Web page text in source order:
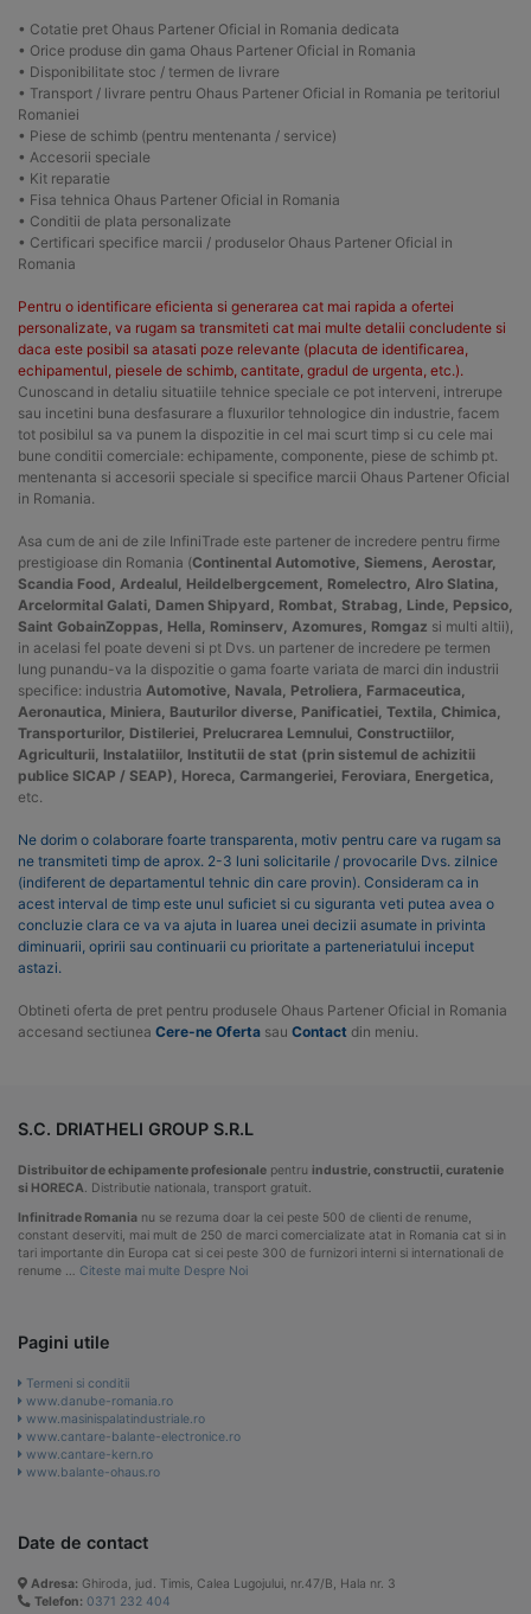
• Cotatie pret Ohaus Partener Oficial in Romania dedicata
• Orice produse din gama Ohaus Partener Oficial in Romania
• Disponibilitate stoc / termen de livrare
• Transport / livrare pentru Ohaus Partener Oficial in Romania pe teritoriul
Romaniei
• Piese de schimb (pentru mentenanta / service)
• Accesorii speciale
• Kit reparatie
• Fisa tehnica Ohaus Partener Oficial in Romania
• Conditii de plata personalizate
• Certificari specifice marcii / produselor Ohaus Partener Oficial in
Romania
Pentru o identificare eficienta si generarea cat mai rapida a ofertei
personalizate, va rugam sa transmiteti cat mai multe detalii concludente si
daca este posibil sa atasati poze relevante (placuta de identificarea,
echipamentul, piesele de schimb, cantitate, gradul de urgenta, etc.).
Cunoscand in detaliu situatiile tehnice speciale ce pot interveni, intrerupe
sau incetini buna desfasurare a fluxurilor tehnologice din industrie, facem
tot posibilul sa va punem la dispozitie in cel mai scurt timp si cu cele mai
bune conditii comerciale: echipamente, componente, piese de schimb pt.
mentenanta si accesorii speciale si specifice marcii Ohaus Partener Oficial
in Romania.
Asa cum de ani de zile InfiniTrade este partener de incredere pentru firme
prestigioase din Romania (Continental Automotive, Siemens, Aerostar,
Scandia Food, Ardealul, Heildelbergcement, Romelectro, Alro Slatina,
Arcelormital Galati, Damen Shipyard, Rombat, Strabag, Linde, Pepsico,
Saint GobainZoppas, Hella, Rominserv, Azomures, Romgaz si multi altii),
in acelasi fel poate deveni si pt Dvs. un partener de incredere pe termen
lung punandu-va la dispozitie o gama foarte variata de marci din industrii
specifice: industria Automotive, Navala, Petroliera, Farmaceutica,
Aeronautica, Miniera, Bauturilor diverse, Panificatiei, Textila, Chimica,
Transporturilor, Distileriei, Prelucrarea Lemnului, Constructiilor,
Agriculturii, Instalatiilor, Institutii de stat (prin sistemul de achizitii
publice SICAP / SEAP), Horeca, Carmangeriei, Feroviara, Energetica,
etc.
Ne dorim o colaborare foarte transparenta, motiv pentru care va rugam sa
ne transmiteti timp de aprox. 2-3 luni solicitarile / provocarile Dvs. zilnice
(indiferent de departamentul tehnic din care provin). Consideram ca in
acest interval de timp este unul suficiet si cu siguranta veti putea avea o
concluzie clara ce va va ajuta in luarea unei decizii asumate in privinta
diminuarii, opririi sau continuarii cu prioritate a parteneriatului inceput
astazi.
Obtineti oferta de pret pentru produsele Ohaus Partener Oficial in Romania
accesand sectiunea Cere-ne Oferta sau Contact din meniu.
S.C. DRIATHELI GROUP S.R.L
Distribuitor de echipamente profesionale pentru industrie, constructii, curatenie
si HORECA. Distributie nationala, transport gratuit.
Infinitrade Romania nu se rezuma doar la cei peste 500 de clienti de renume,
constant deserviti, mai mult de 250 de marci comercializate atat in Romania cat si in
tari importante din Europa cat si cei peste 300 de furnizori interni si internationali de
renume … Citeste mai multe Despre Noi
Pagini utile
Termeni si conditii
www.danube-romania.ro
www.masinispalatindustriale.ro
www.cantare-balante-electronice.ro
www.cantare-kern.ro
www.balante-ohaus.ro
Date de contact
Adresa: Ghiroda, jud. Timis, Calea Lugojului, nr.47/B, Hala nr. 3
Telefon: 0371 232 404